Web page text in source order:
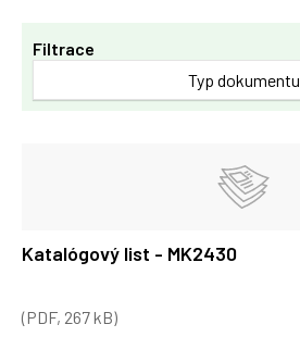
Filtrace
Typ dokumentu
Katalógový list - MK2430
(PDF, 267 kB)